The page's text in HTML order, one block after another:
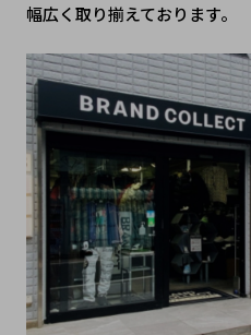
幅広く取り揃えております。